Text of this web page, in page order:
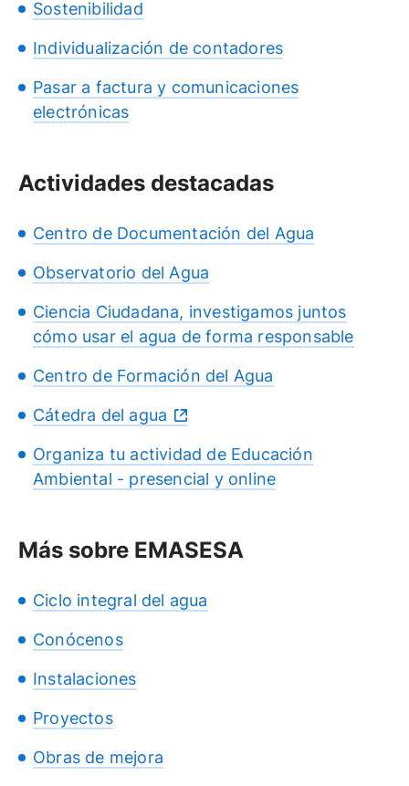
Sostenibilidad
Individualización de contadores
Pasar a factura y comunicaciones
electrónicas
Actividades destacadas
Centro de Documentación del Agua
Observatorio del Agua
Ciencia Ciudadana, investigamos juntos
cómo usar el agua de forma responsable
Centro de Formación del Agua
Cátedra del agua
Organiza tu actividad de Educación
Ambiental - presencial y online
Más sobre EMASESA
Ciclo integral del agua
Conócenos
Instalaciones
Proyectos
Obras de mejora